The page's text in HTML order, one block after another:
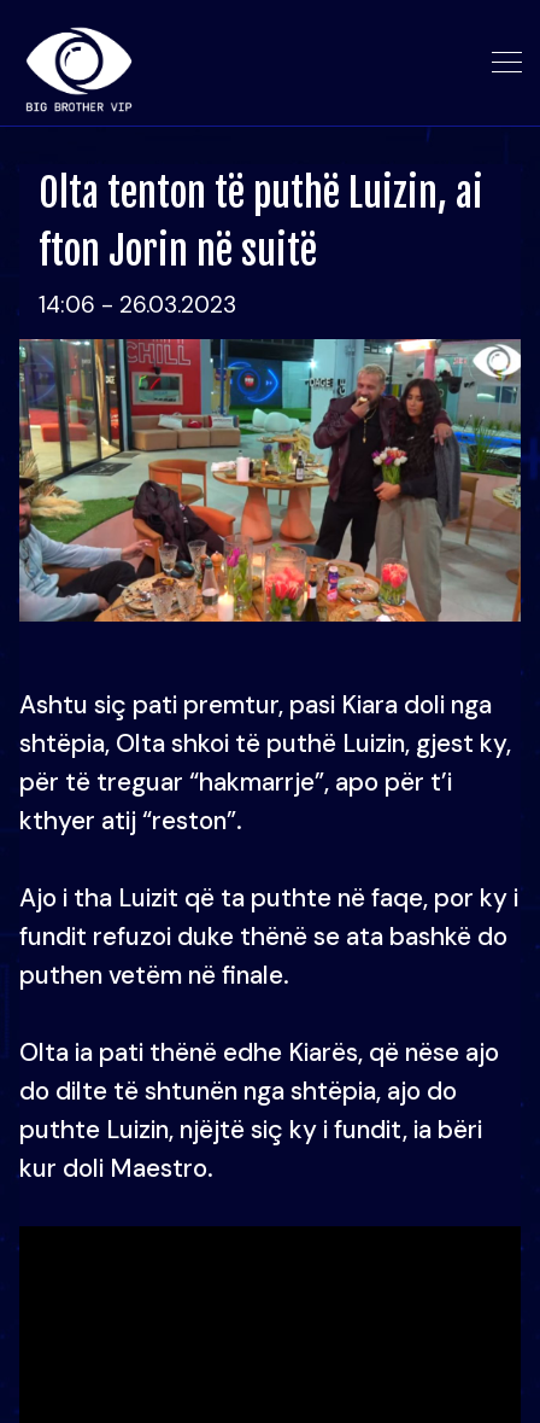
Olta tenton të puthë Luizin, ai
fton Jorin në suitë
14:06 - 26.03.2023
Ashtu siç pati premtur, pasi Kiara doli nga
shtëpia, Olta shkoi të puthë Luizin, gjest ky,
për të treguar “hakmarrje”, apo për t’i
kthyer atij “reston”.
Ajo i tha Luizit që ta puthte në faqe, por ky i
fundit refuzoi duke thënë se ata bashkë do
puthen vetëm në finale.
Olta ia pati thënë edhe Kiarës, që nëse ajo
do dilte të shtunën nga shtëpia, ajo do
puthte Luizin, njëjtë siç ky i fundit, ia bëri
kur doli Maestro.